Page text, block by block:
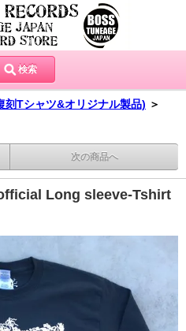
検索
Tシャツ&オリジナル製品) ＞
次の商品へ
Long sleeve-Tshirt